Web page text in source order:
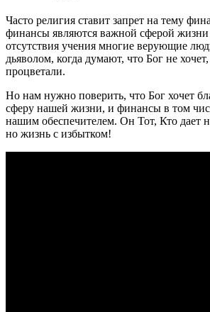
Часто религия ставит запрет на тему
финансы являются важной сферой жизни
отсутствия учения многие верующие
дьяволом, когда думают, что Бог не
процветали.
Но нам нужно поверить, что Бог хочет
сферу нашей жизни, и финансы в том
нашим обеспечителем. Он Тот, Кто дает
но жизнь с избытком!